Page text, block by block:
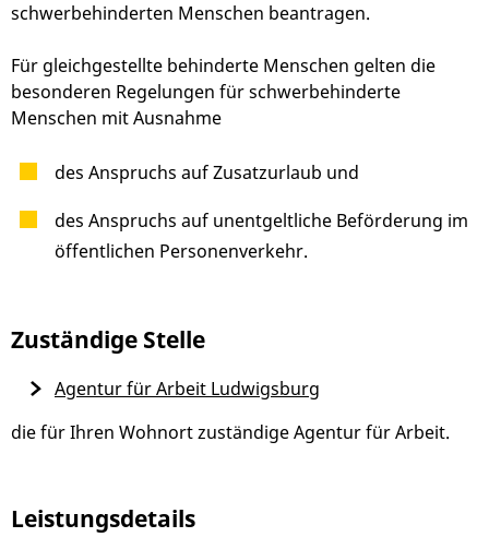
schwerbehinderten Menschen beantragen.
Für gleichgestellte behinderte Menschen gelten die
besonderen Regelungen für schwerbehinderte
Menschen mit Ausnahme
des Anspruchs auf Zusatzurlaub und
des Anspruchs auf unentgeltliche Beförderung im
öffentlichen Personenverkehr.
Zuständige Stelle
die für Ihren Wohnort zuständige Agentur für Arbeit.
Agentur für Arbeit Ludwigsburg
Leistungsdetails